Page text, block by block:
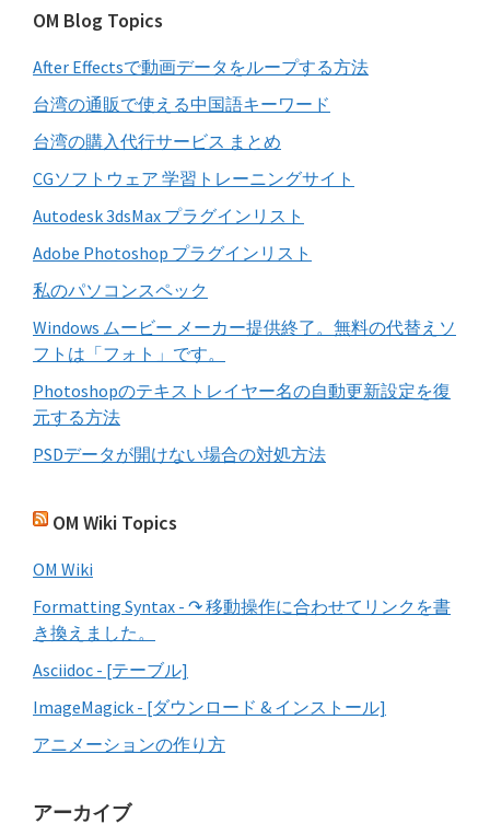
バ
ー
ト
検
索
す
る
OM Blog Topics
After Effectsで動画データをループする方法
台湾の通販で使える中国語キーワード
台湾の購入代行サービス まとめ
CGソフトウェア 学習トレーニングサイト
Autodesk 3dsMax プラグインリスト
Adobe Photoshop プラグインリスト
私のパソコンスペック
Windows ムービー メーカー提供終了。無料の代替えソ
フトは「フォト」です。
Photoshopのテキストレイヤー名の自動更新設定を復
元する方法
PSDデータが開けない場合の対処方法
OM Wiki Topics
OM Wiki
Formatting Syntax - ↷ 移動操作に合わせてリンクを書
き換えました。
Asciidoc - [テーブル]
ImageMagick - [ダウンロード & インストール]
アニメーションの作り方
アーカイブ